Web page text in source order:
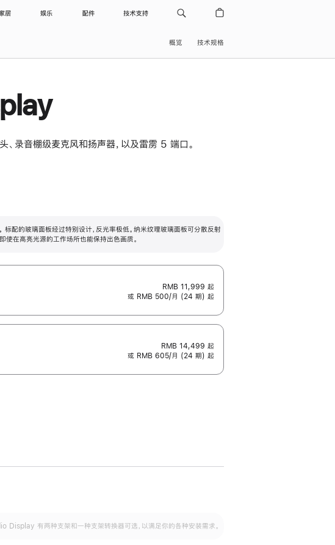
居 娱乐 配件 技术支持
概览 技术规格
音棚级麦克风和扬声器，以及雷雳 5 端口。
画质。
标配的玻璃面板经过特别设计，反光率极低。纳米纹理玻璃面板可分散反射
使在高亮光源的工作场所也能保持出色画质。
RMB 11,999 起
或 RMB 500/月 (24 期) 起
RMB 14,499 起
或 RMB 605/月 (24 期) 起
毫米的高度调节范围。
Display 有两种支架和一种支架转换器可选，以满足你的各种安装需求。